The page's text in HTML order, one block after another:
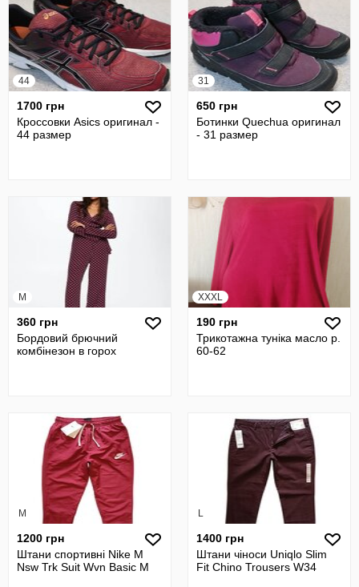
44
1700 грн
Кроссовки Asics оригинал -
44 размер
31
650 грн
Ботинки Quechua оригинал
- 31 размер
M
360 грн
Бордовий брючний
комбінезон в горох
XXXL
190 грн
Трикотажна туніка масло р.
60-62
M
1200 грн
Штани спортивні Nike M
Nsw Trk Suit Wvn Basic М
L
1400 грн
Штани чіноси Uniqlo Slim
Fit Chino Trousers W34